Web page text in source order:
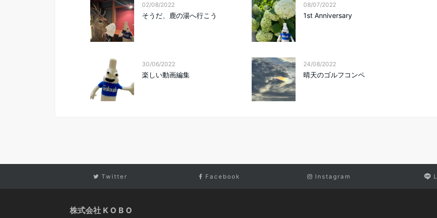
02/08/2022
そうだ、鹿の湯へ行こう
08/07/2022
1st Anniversary
30/06/2022
楽しい動画編集
24/08/2022
晴天のゴルフコンペ
Twitter Facebook Instagram
株式会社 K O B O